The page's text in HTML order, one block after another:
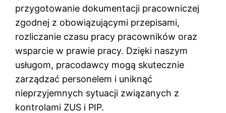
przygotowanie dokumentacji pracowniczej
zgodnej z obowiązującymi przepisami,
rozliczanie czasu pracy pracowników oraz
wsparcie w prawie pracy. Dzięki naszym
usługom, pracodawcy mogą skutecznie
zarządzać personelem i uniknąć
nieprzyjemnych sytuacji związanych z
kontrolami ZUS i PIP.